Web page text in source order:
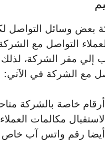
بعض وسائل التواصل
التواصل مع
إلي مقر الشركة، لذلك
مع الشركة في الآتي:
خاصة بالشركة
لاستقبال مكالمات
أيضا رقم واتس آب خاص